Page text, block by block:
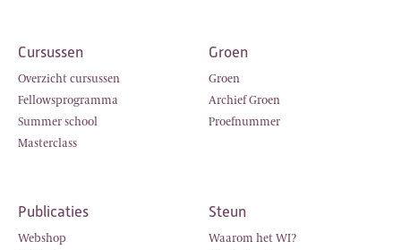
Cursussen
Overzicht cursussen
Fellowsprogramma
Summer school
Masterclass
Groen
Groen
Archief Groen
Proefnummer
Publicaties
Webshop
Steun
Waarom het WI?